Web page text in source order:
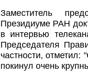
Заместитель
Президиуме РАН
в интервью
Председателя
частности,
покинул очень